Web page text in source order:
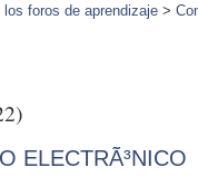
foros de aprendizaje >
ELECTRÃ³NICO